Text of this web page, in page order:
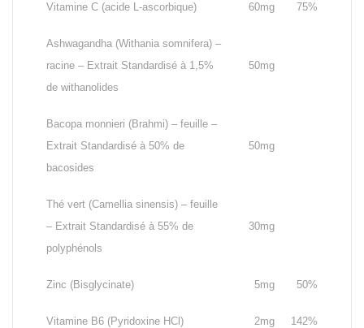
Vitamine C (acide L-ascorbique) 60mg 75%
Ashwagandha (Withania somnifera) –
racine – Extrait Standardisé à 1,5%
de withanolides
50mg
Bacopa monnieri (Brahmi) – feuille –
Extrait Standardisé à 50% de
bacosides
50mg
Thé vert (Camellia sinensis) – feuille
– Extrait Standardisé à 55% de
polyphénols
30mg
Zinc (Bisglycinate) 5mg 50%
Vitamine B6 (Pyridoxine HCl) 2mg 142%